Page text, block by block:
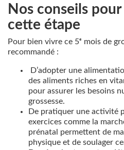
Nos conseils
cette étape
Pour bien vivre ce 5ᵉ mois de
recommandé :
D’adopter une
des aliments riches en
pour assurer les besoins
grossesse.
De pratiquer une activité
exercices comme la
prénatal permettent de
physique et de soulager